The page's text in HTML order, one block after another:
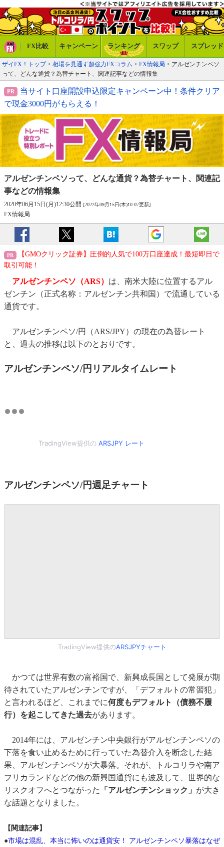
FX比較 キャンペーン ランキング スワップ スプレッド
ザイFX！トップ> 相場を見通す超強力FXコラム > FX情報局 > アルゼンチンペソ
って、どんな通貨？為替チャート、関連記事などの情報集
当サイト口座開設申込限定キャンペーン中！条件クリア
で現金3000円がもらえる！
アルゼンチンペソって、どんな通貨？為替チャート、関連記
事などの情報集
2020年06月15日(月)12:30公開 [2022年09月15日(木)10:07更新]
FX情報局
【GMOクリック証券】圧倒的人気で100万口座達成！最短即日で
取引可能！
アルゼンチンペソ（ARS） は、南米大陸に位置するアル
ゼンチン（正式名称：アルゼンチン共和国）で流通している
通貨です。
アルゼンチンペソ/円（ARS/JPY）の現在の為替レート
と、過去の推移は以下のとおりです。
アルゼンチンペソ/円リアルタイムレート
アルゼンチンペソ/円週足チャート
かつては世界有数の富裕国で、新興成長国として発展が期
待されていたアルゼンチンですが、「デフォルトの常習犯」
と言われるほど、これまでに何度もデフォルト（債務不履
行）を起こしてきた過去があります。
2014年には、アルゼンチン中央銀行がアルゼンチンペソの
下落を食い止めるために行っていた為替介入を断念した結
果、アルゼンチンペソが大暴落。それが、トルコリラや南ア
フリカランドなどの他の新興国通貨にも波及して、世界的な
リスクオフへとつながった
「アルゼンチンショック」 が大き
な話題となりました。
【関連記事】
●市場は混乱、本当に怖いのは通貨安！ アルゼンチンペソ暴落はなぜ